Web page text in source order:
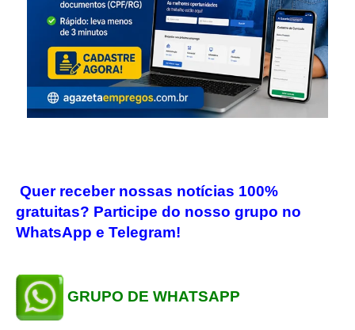
Quer receber nossas notícias 100%
gratuitas? Participe do nosso grupo no
WhatsApp e Telegram!
GRUPO DE WHATSAPP